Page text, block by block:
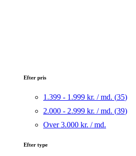
Efter pris
1.399 - 1.999 kr. / md. (35)
2.000 - 2.999 kr. / md. (39)
Over 3.000 kr. / md.
Efter type